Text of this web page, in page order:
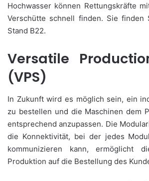
Hochwasser können Rettungskräfte
Verschütte schnell finden. Sie finden
Stand B22.
Versatile
(VPS)
In Zukunft wird es möglich sein, ein
zu bestellen und die Maschinen dem
entsprechend anzupassen. Die
die Konnektivität, bei der jedes
kommunizieren kann, ermöglicht
Produktion auf die Bestellung des